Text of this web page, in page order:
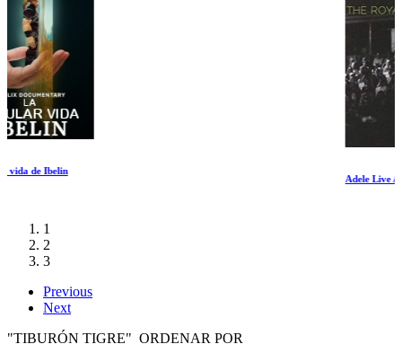
Adele Live At The Royal Albert Hall
1
2
3
Previous
Next
"TIBURÓN TIGRE" ORDENAR POR